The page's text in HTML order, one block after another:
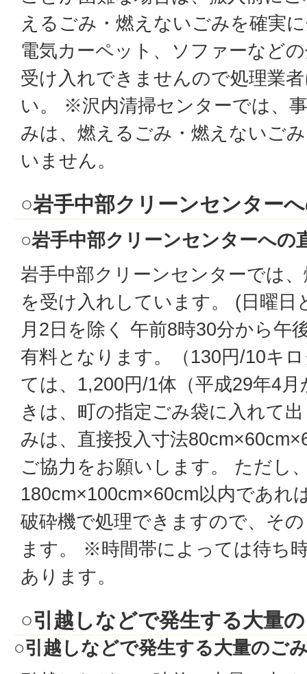
えるごみ・燃えないごみを確実
電気カーペット、ソファーなど
受け入れできませんので処理業
い。 ※沢内清掃センターでは、
みは、燃えるごみ・燃えないご
いません。
○岩手中部クリーンセンター
○岩手中部クリーンセンターへの
岩手中部クリーンセンターでは
を受け入れしています。 (日曜日
月2日を除く 午前8時30分から午
有料となります。（130円/10キ
ては、1,200円/1体（平成29年4
きは、町の指定ごみ袋に入れて
みは、直接投入寸法
ご協力をお願いします。 ただし
180cm×100cm×60cm以内であれ
破砕機で処理できますので、そ
ます。 ※時間帯によっては待ち
あります。
○引越しなどで発生する大量
○引越しなどで発生する大量のご